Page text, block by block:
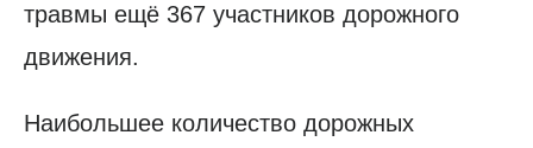
травмы ещё 367 участников дорожного
движения.
Наибольшее количество дорожных